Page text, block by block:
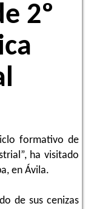
2º
formativo de
ha visitado
en Ávila.
de sus cenizas